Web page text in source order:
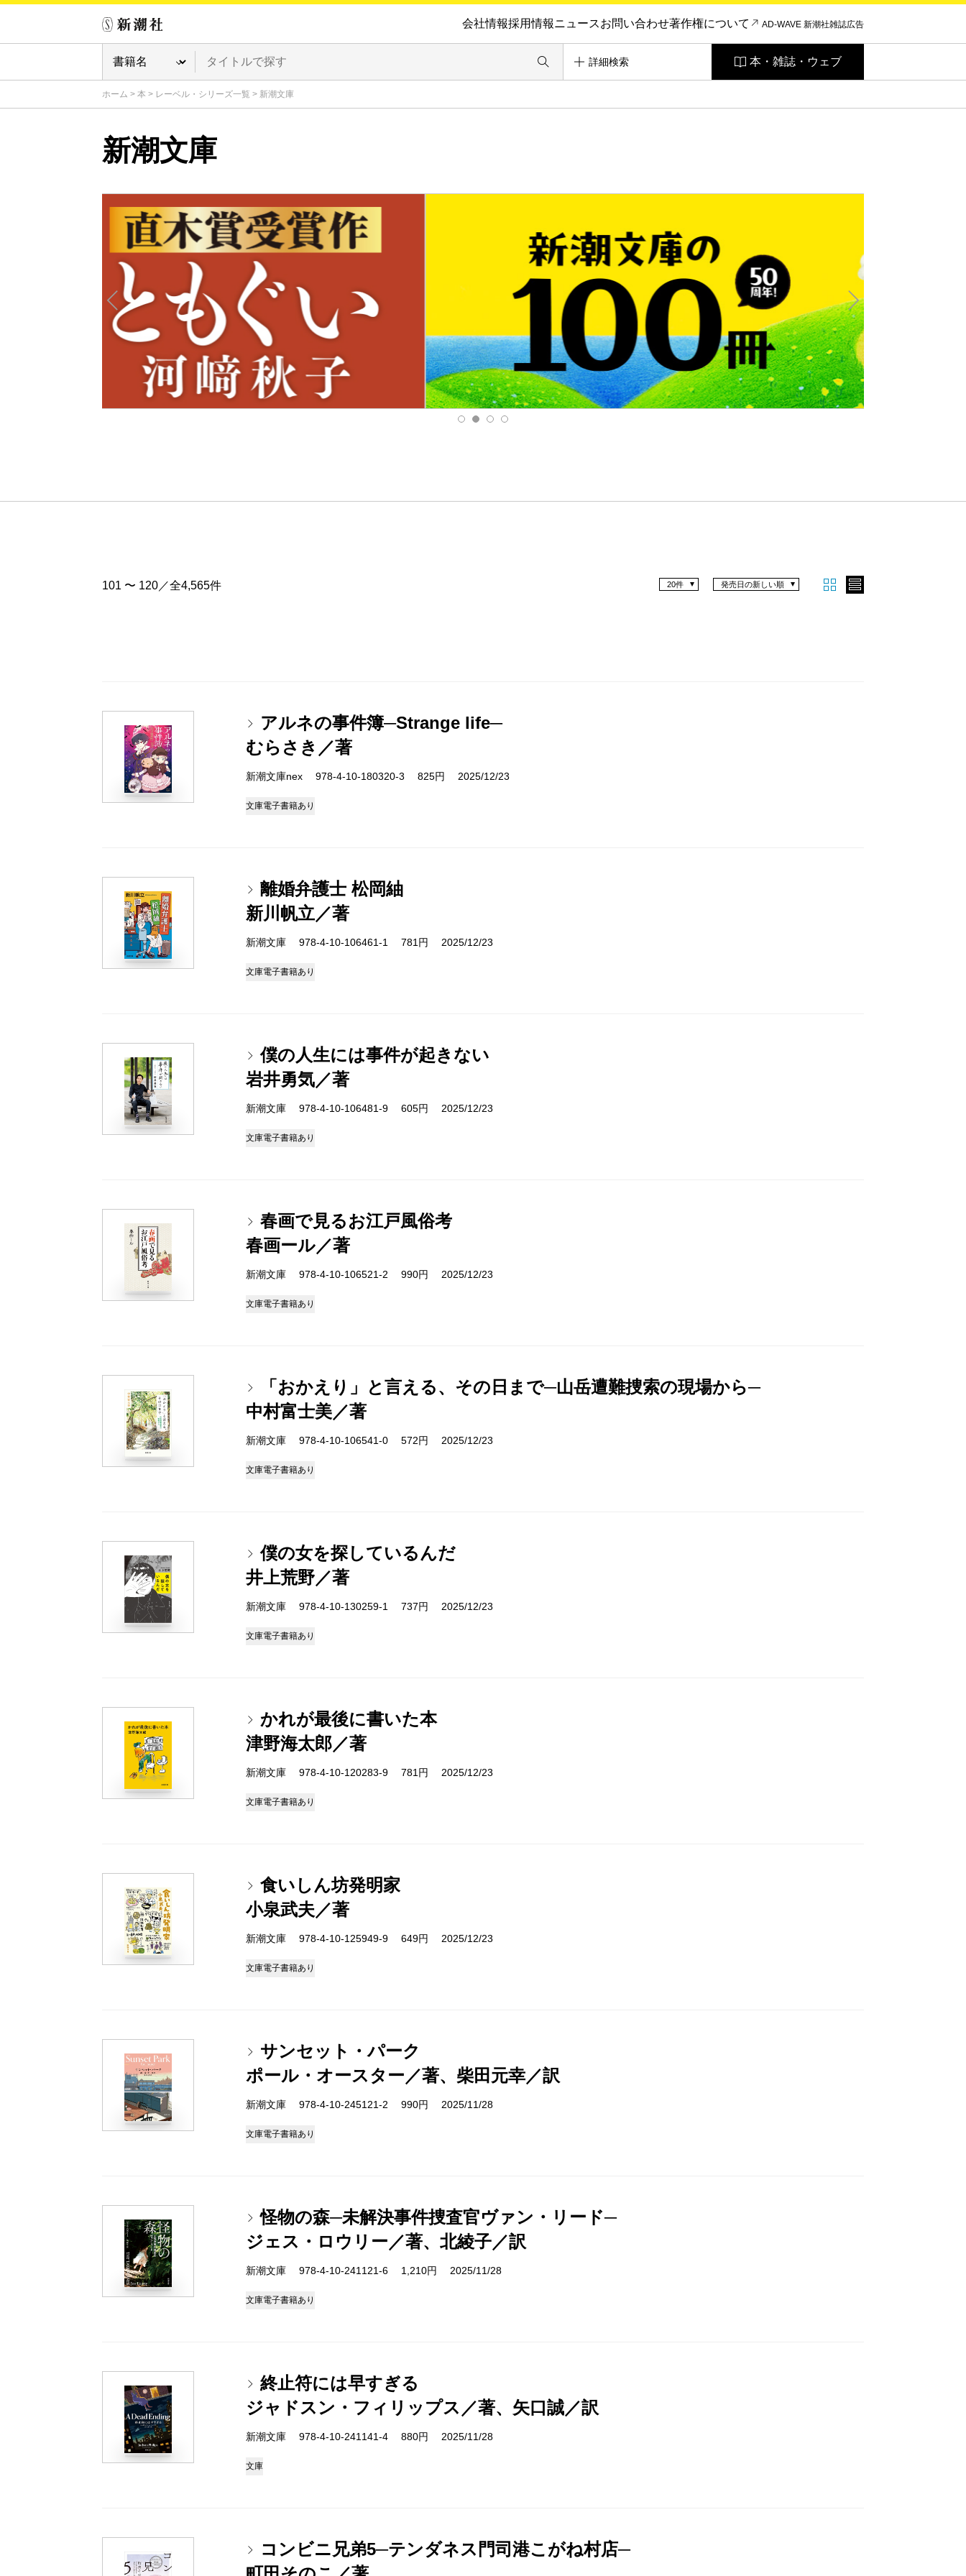
会社情報採用情報ニュースお問い合わせ著作権について AD-WAVE 新潮社雑誌広告
詳細検索 本・雑誌・ウェブ
ホーム > 本 > レーベル・シリーズ一覧 > 新潮文庫
新潮文庫
Pre
Nex
t
101 〜 120／全4,565件 発売日の新しい順
20件
アルネの事件簿─Strange life─
むらさき／著
新潮文庫nex 978-4-10-180320-3 825円 2025/12/23
文庫電子書籍あり
離婚弁護士 松岡紬
新川帆立／著
新潮文庫 978-4-10-106461-1 781円 2025/12/23
文庫電子書籍あり
僕の人生には事件が起きない
岩井勇気／著
新潮文庫 978-4-10-106481-9 605円 2025/12/23
文庫電子書籍あり
春画で見るお江戸風俗考
春画ール／著
新潮文庫 978-4-10-106521-2 990円 2025/12/23
文庫電子書籍あり
「おかえり」と言える、その日まで─山岳遭難捜索の現場から─
中村富士美／著
新潮文庫 978-4-10-106541-0 572円 2025/12/23
文庫電子書籍あり
僕の女を探しているんだ
井上荒野／著
新潮文庫 978-4-10-130259-1 737円 2025/12/23
文庫電子書籍あり
かれが最後に書いた本
津野海太郎／著
新潮文庫 978-4-10-120283-9 781円 2025/12/23
文庫電子書籍あり
食いしん坊発明家
小泉武夫／著
新潮文庫 978-4-10-125949-9 649円 2025/12/23
文庫電子書籍あり
サンセット・パーク
ポール・オースター／著、柴田元幸／訳
新潮文庫 978-4-10-245121-2 990円 2025/11/28
文庫電子書籍あり
怪物の森─未解決事件捜査官ヴァン・リード─
ジェス・ロウリー／著、北綾子／訳
新潮文庫 978-4-10-241121-6 1,210円 2025/11/28
文庫電子書籍あり
終止符には早すぎる
ジャドスン・フィリップス／著、矢口誠／訳
新潮文庫 978-4-10-241141-4 880円 2025/11/28
文庫
コンビニ兄弟5─テンダネス門司港こがね村店─